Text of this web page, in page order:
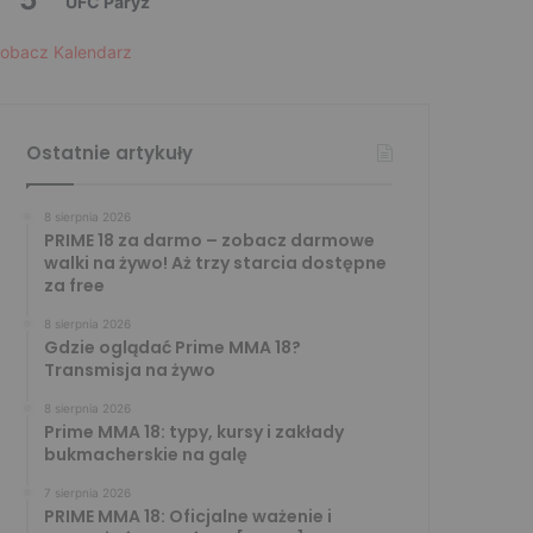
Kalendarz
Ostatnie artykuły
8 sierpnia 2026
PRIME 18 za darmo – zobacz darmowe
walki na żywo! Aż trzy starcia dostępne
za free
8 sierpnia 2026
Gdzie oglądać Prime MMA 18?
Transmisja na żywo
8 sierpnia 2026
Prime MMA 18: typy, kursy i zakłady
bukmacherskie na galę
7 sierpnia 2026
PRIME MMA 18: Oficjalne ważenie i